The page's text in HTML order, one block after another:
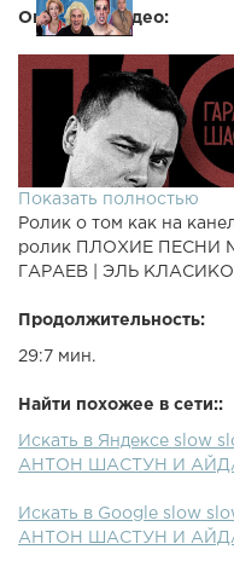
Описание видео:
Показать полностью
Ролик о том как на
ролик ПЛОХИЕ
ГАРАЕВ | ЭЛЬ КЛАСИКО
Продолжительность:
29:7 мин.
Найти похожее в сети::
Искать в Яндексе
АНТОН ШАСТУН И
Искать в Google slow
АНТОН ШАСТУН И